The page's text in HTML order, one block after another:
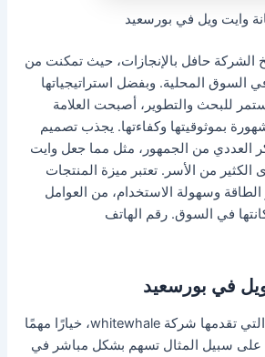
وايت ويل في بورسعيد
الشركة حافل بالإنجازات، حيث تمكنت من
السوق المحلية. وبفضل استراتيجياتها
للبحث والتطوير، أصبحت العلامة
بموثوقيتها وكفاءتها. يجذب تصميم
العددي من الجمهور، مثل مما جعل وايت
الكثير من الأسر. تعتبر ميزة المنتجات
الطاقة وسهولة الاستخدام، من العوامل
في السوق. رقم الهاتف
في بورسعيد
تمثل الأجهزة المنزلية التي تقدمها شركة whitewhale، خيارًا مهمًا
على سبيل المثال تسهم بشكل مباشر في